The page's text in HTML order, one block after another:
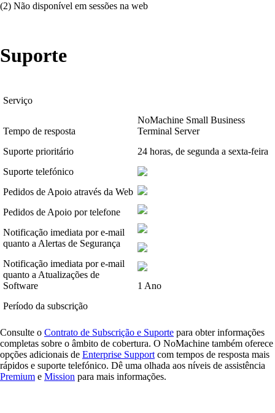
(2) Não disponível em sessões na web
Suporte
Serviço
Tempo de resposta
Suporte prioritário
Suporte telefónico
Pedidos de Apoio através da Web
Pedidos de Apoio por telefone
Notificação imediata por e-mail
quanto a Alertas de Segurança
Notificação imediata por e-mail
quanto a Atualizações de
Software
Período da subscrição
NoMachine Small Business
Terminal Server
24 horas, de segunda a sexta-feira
1 Ano
Consulte o Contrato de Subscrição e Suporte para obter informações
completas sobre o âmbito de cobertura. O NoMachine também oferece
opções adicionais de Enterprise Supportcom tempos de resposta mais
rápidos e suporte telefónico. Dê uma olhada aos níveis de assistência
Premium e Mission para mais informações.